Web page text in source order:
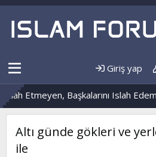
Giriş yap
Başkalarını Islah Edemez...
Altı günde gökleri ve
ile